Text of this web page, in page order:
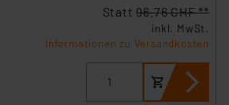
Statt96.76 CHF **
inkl. MwSt.
Informationen zu Versandkosten